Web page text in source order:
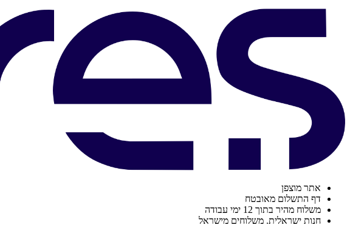
אתר מוצפן
דף התשלום מאובטח
משלוח מהיר בתוך 12 ימי עבודה
חנות ישראלית. משלוחים מישראל